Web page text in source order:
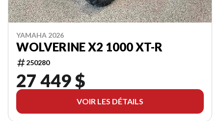
YAMAHA 2026
WOLVERINE X2 1000 XT-R
250280
27 449 $
VOIR LES DÉTAILS